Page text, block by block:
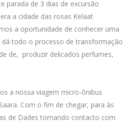
parada de 3 dias de excursão
a cidade das rosas Kelaat
a oportunidade de conhecer uma
dá todo o processo de transformação
de, produzir delicados perfumes,
a nossa viagem micro-ônibus
Com o fim de chegar, para às
de Dades tomando contacto com